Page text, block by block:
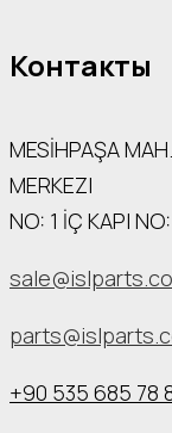
Контакты
MESİHPAŞA
MERKEZI
NO: 1 İÇ КАРI
+90 535 685 78